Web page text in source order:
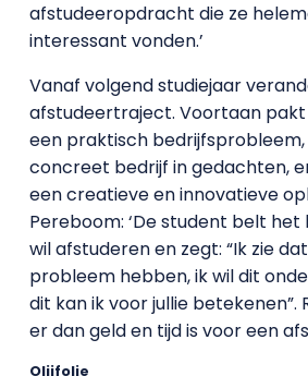
afstudeeropdracht die ze
interessant vonden.’
Vanaf volgend studiejaar
afstudeertraject. Voortaan
een praktisch
concreet bedrijf in gedachten,
een creatieve en innovatieve
Pereboom: ‘De student belt
wil afstuderen en zegt: “Ik zie
probleem hebben, ik wil dit
dit kan ik voor jullie betekenen”.
er dan geld en tijd is voor een
Olijfolie